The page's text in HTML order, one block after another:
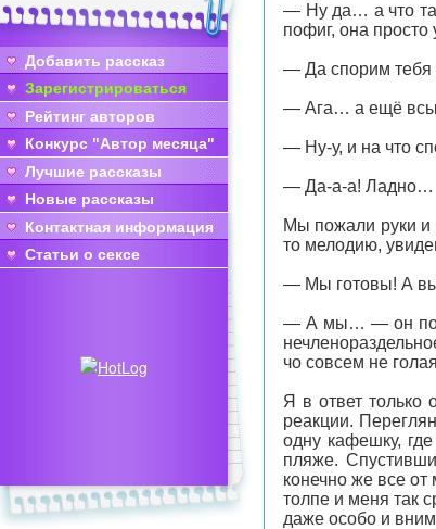
Добавить рассказ
Зарегистрироваться
Рейтинг авторов
Конкурс "Автор месяца"
Лучшие рассказы
Новые рассказы
Контактная информация
Статьи о сексе
— Ну да… а что
пофиг, она просто
— Да спорим тебя
— Ага… а ещё
— Ну-у, и на что
— Да-а-а! Ладно…
Мы пожали руки и
то мелодию,
— Мы готовы! А
— А мы… — он
чо совсем не
Я в ответ только
реакции.
одну кафешку,
пляже.
конечно же все
толпе и меня так
даже особо и